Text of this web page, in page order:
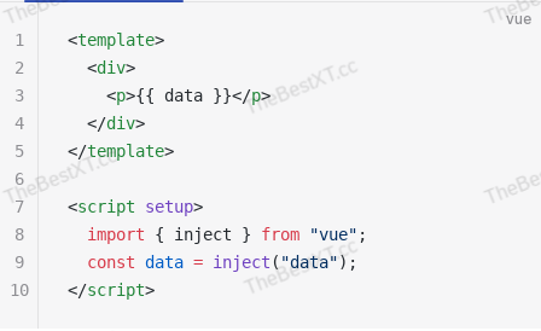
vue
<template>
  <
div>
    <
p>{{ data }}</p>
  </
div>
</template>
<script setup>
  import
{ inject } from "vue" ;
  const
data = inject ( "data");
</script>
1
2
3
4
5
6
7
8
9
10